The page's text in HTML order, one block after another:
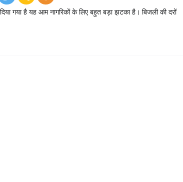
दिया गया है यह आम नागरिकों के लिए बहुत बड़ा झटका है। बिजली की दरों